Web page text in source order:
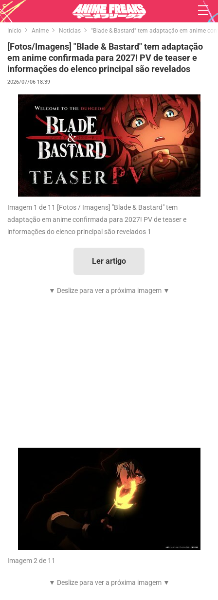
Início Anime Notícias "Blade & Bastard" tem adaptação em anime
[Fotos/Imagens] "Blade & Bastard" tem adaptação
em anime confirmada para 2027! PV de teaser e
informações do elenco principal são revelados
2026/07/06 18:39
Imagem 1 de 11 [Fotos / Imagens] "Blade & Bastard" tem
adaptação em anime confirmada para 2027! PV de teaser e
informações do elenco principal são revelados 1
Ler artigo
▼ Deslize para ver a próxima imagem ▼
Imagem 2 de 11
▼ Deslize para ver a próxima imagem ▼